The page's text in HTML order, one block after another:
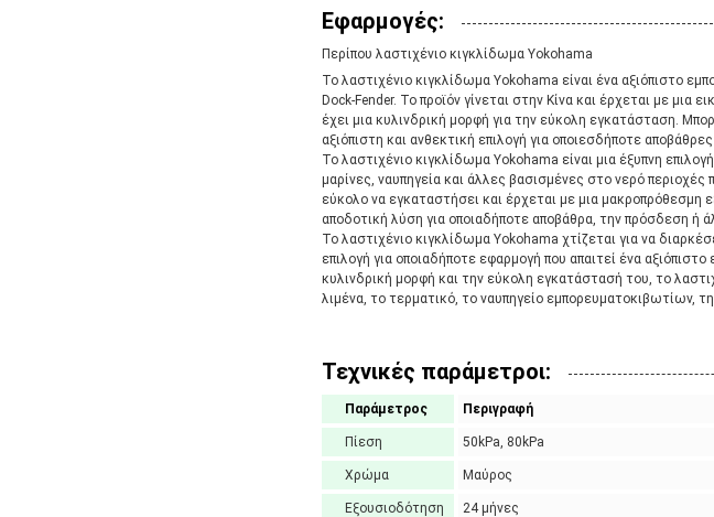
Εφαρμογές:
Περίπου λαστιχένιο κιγκλίδωμα Yokohama
Το λαστιχένιο κιγκλίδωμα Yokohama είναι ένα αξιόπιστο
Dock-Fender. Το προϊόν γίνεται στην Κίνα και έρχεται με
έχει μια κυλινδρική μορφή για την εύκολη εγκατάσταση.
αξιόπιστη και ανθεκτική επιλογή για οποιεσδήποτε
Το λαστιχένιο κιγκλίδωμα Yokohama είναι μια έξυπνη
μαρίνες, ναυπηγεία και άλλες βασισμένες στο νερό περιοχές
εύκολο να εγκαταστήσει και έρχεται με μια μακροπρόθεσμη
αποδοτική λύση για οποιαδήποτε αποβάθρα, την πρόσδεση ή
Το λαστιχένιο κιγκλίδωμα Yokohama χτίζεται για να
επιλογή για οποιαδήποτε εφαρμογή που απαιτεί ένα
κυλινδρική μορφή και την εύκολη εγκατάστασή του, το
λιμένα, το τερματικό, το ναυπηγείο εμπορευματοκιβωτίων,
Τεχνικές παράμετροι:
Παράμετρος Περιγραφή
Πίεση 50kPa, 80kPa
Χρώμα Μαύρος
Εξουσιοδότηση 24 μήνες